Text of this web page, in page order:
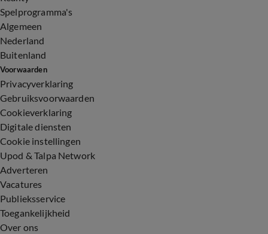
Spelprogramma's
Algemeen
Nederland
Buitenland
Voorwaarden
Privacyverklaring
Gebruiksvoorwaarden
Cookieverklaring
Digitale diensten
Cookie instellingen
Upod & Talpa Network
Adverteren
Vacatures
Publieksservice
Toegankelijkheid
Over ons